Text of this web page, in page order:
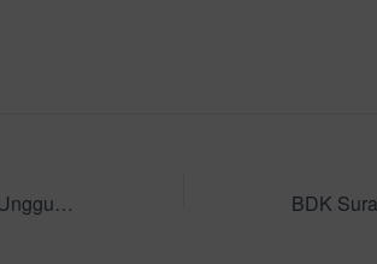
Cetak Pemimpin Madrasah Unggul, KKM Gandeng BDK Surabaya Latih 120 Kepala Madrasah dan Kepala RA di Probolinggo